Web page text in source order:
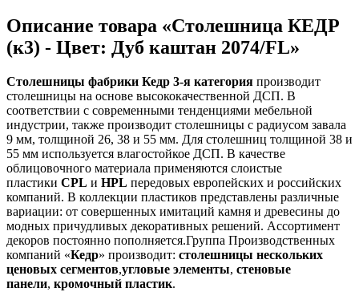
Описание товара «Столешница КЕДР
(к3) - Цвет: Дуб каштан 2074/FL»
Столешницы фабрики Кедр 3-я категория производит
столешницы на основе высококачественной ДСП. В
соответствии с современными тенденциями мебельной
индустрии, также производит столешницы с радиусом завала
9 мм, толщиной 26, 38 и 55 мм. Для столешниц толщиной 38 и
55 мм используется влагостойкое ДСП. В качестве
облицовочного материала применяются слоистые
пластики CPL и HPL передовых европейских и российских
компаний. В коллекции пластиков представлены различные
вариации: от совершенных имитаций камня и древесины до
модных причудливых декоративных решений. Ассортимент
декоров постоянно пополняется.Группа Производственных
компаний «Кедр» производит: столешницы нескольких
ценовых сегментов,угловые элементы, стеновые
панели, кромочный пластик.